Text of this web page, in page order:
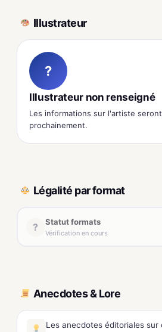
Illustrateur
?
Illustrateur non renseigné
Les informations sur l'artiste
prochainement.
Légalité par format
? Statut formats
Vérification en cours
Anecdotes & Lore
Les anecdotes éditoriales